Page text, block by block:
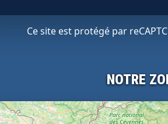
Ce site est protégé par
NOTRE